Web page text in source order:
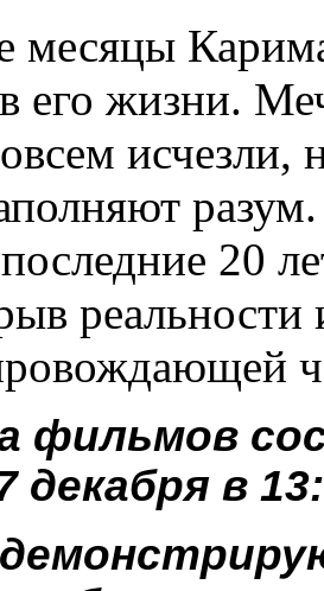
месяцы
его жизни.
20
фильмов
декабря в